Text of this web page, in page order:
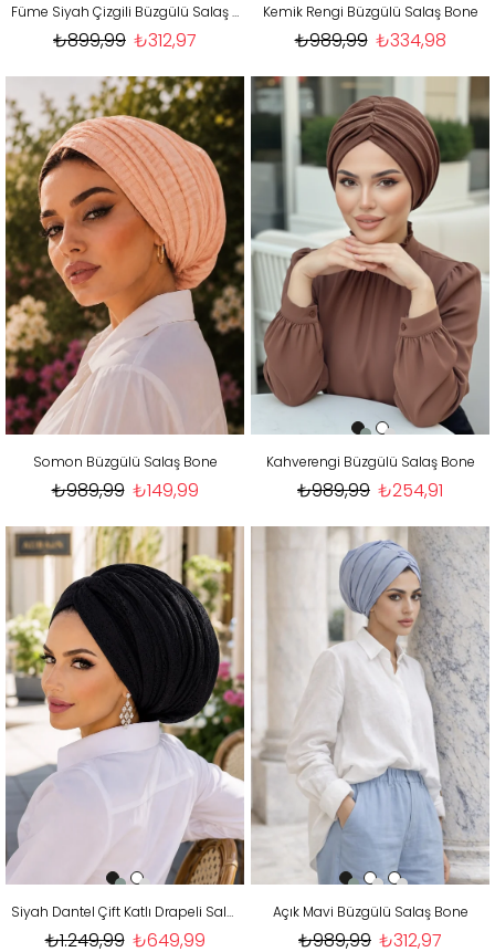
Füme Siyah Çizgili Büzgülü Salaş Bone
₺312,97
₺899,99
Kemik Rengi Büzgülü Salaş Bone
₺334,98
₺989,99
Somon Büzgülü Salaş Bone
₺149,99
₺989,99
Kahverengi Büzgülü Salaş Bone
₺254,91
₺989,99
Siyah Dantel Çift Katlı Drapeli Salaş Bone
₺649,99
₺1.249,99
Açık Mavi Büzgülü Salaş Bone
₺312,97
₺989,99